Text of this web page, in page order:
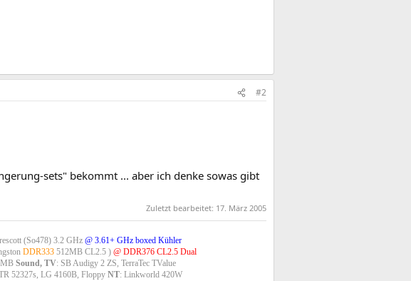
#2
sets" bekommt ... aber ich denke sowas gibt
Zuletzt bearbeitet: 17. März 2005
(So478) 3.2 GHz @ 3.61+ GHz boxed Kühler
DDR333512MB CL2.5 ) @ DDR376 CL2.5 Dual
Sound, TV: SB Audigy 2 ZS, TerraTec TValue
52327s, LG 4160B, Floppy NT: Linkworld 420W​